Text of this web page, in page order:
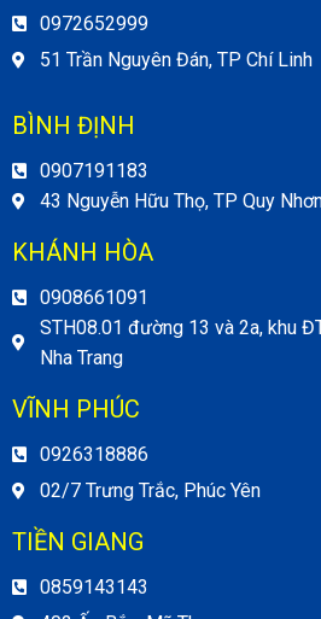
0972652999
51 Trần Nguyên Đán, TP Chí Linh
BÌNH ĐỊNH
0907191183
43 Nguyễn Hữu Thọ, TP Quy
KHÁNH HÒA
0908661091
STH08.01 đường 13 và 2a, khu
Nha Trang
VĨNH PHÚC
0926318886
02/7 Trưng Trắc, Phúc Yên
TIỀN GIANG
0859143143